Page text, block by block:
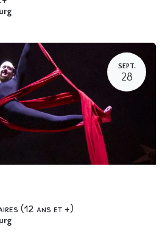
SEPT.
28
(12 ans et +)